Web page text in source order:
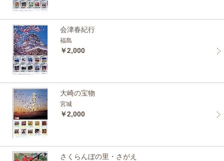
会津春紀行
福島
￥2,000
大崎の宝物
宮城
￥2,000
さくらんぼの里・さがえ